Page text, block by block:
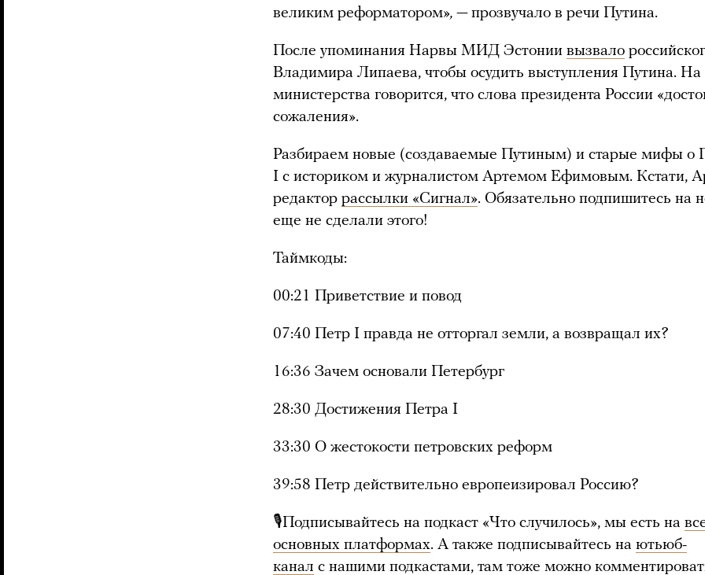
великим реформатором», — прозвучало в речи Путина.
После упоминания Нарвы МИД Эстонии вызвало
Владимира Липаева, чтобы осудить выступления Путина. На
министерства говорится, что слова президента России
сожаления».
Разбираем новые (создаваемые Путиным) и старые мифы о
I с историком и журналистом Артемом Ефимовым. Кстати,
редактор рассылки «Сигнал». Обязательно подпишитесь на
еще не сделали этого!
Таймкоды:
00:21 Приветствие и повод
07:40 Петр I правда не отторгал земли, а возвращал их?
16:36 Зачем основали Петербург
28:30 Достижения Петра I
33:30 О жестокости петровских реформ
39:58 Петр действительно европеизировал Россию?
🎙Подписывайтесь на подкаст «Что случилось», мы есть на
основных платформах. А также подписывайтесь на ютьюб-
канал с нашими подкастами, там тоже можно